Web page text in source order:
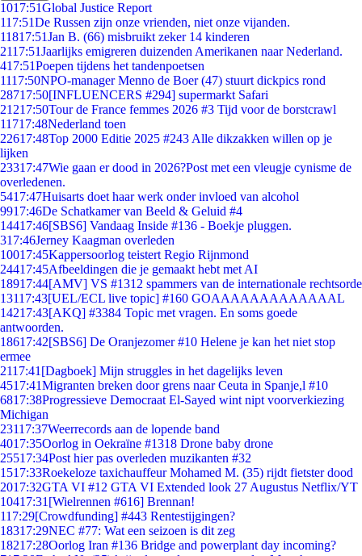
1017:51Global Justice Report
117:51De Russen zijn onze vrienden, niet onze vijanden.
11817:51Jan B. (66) misbruikt zeker 14 kinderen
2117:51Jaarlijks emigreren duizenden Amerikanen naar Nederland.
417:51Poepen tijdens het tandenpoetsen
1117:50NPO-manager Menno de Boer (47) stuurt dickpics rond
28717:50[INFLUENCERS #294] supermarkt Safari
21217:50Tour de France femmes 2026 #3 Tijd voor de borstcrawl
11717:48Nederland toen
22617:48Top 2000 Editie 2025 #243 Alle dikzakken willen op je
lijken
23317:47Wie gaan er dood in 2026?Post met een vleugje cynisme de
overledenen.
5417:47Huisarts doet haar werk onder invloed van alcohol
9917:46De Schatkamer van Beeld & Geluid #4
14417:46[SBS6] Vandaag Inside #136 - Boekje pluggen.
317:46Jerney Kaagman overleden
10017:45Kappersoorlog teistert Regio Rijnmond
24417:45Afbeeldingen die je gemaakt hebt met AI
18917:44[AMV] VS #1312 spammers van de internationale rechtsorde
13117:43[UEL/ECL live topic] #160 GOAAAAAAAAAAAAAL
14217:43[AKQ] #3384 Topic met vragen. En soms goede
antwoorden.
18617:42[SBS6] De Oranjezomer #10 Helene je kan het niet stop
ermee
2117:41 [Dagboek] Mijn struggles in het dagelijks leven
4517:41Migranten breken door grens naar Ceuta in Spanje,l #10
6817:38Progressieve Democraat El-Sayed wint nipt voorverkiezing
Michigan
23117:37Weerrecords aan de lopende band
4017:35Oorlog in Oekraïne #1318 Drone baby drone
25517:34Post hier pas overleden muzikanten #32
1517:33Roekeloze taxichauffeur Mohamed M. (35) rijdt fietster dood
2017:32GTA VI #12 GTA VI Extended look 27 Augustus Netflix/YT
10417:31 [Wielrennen #616] Brennan!
117:29[Crowdfunding] #443 Rentestijgingen?
18317:29NEC #77: Wat een seizoen is dit zeg
18217:28Oorlog Iran #136 Bridge and powerplant day incoming?